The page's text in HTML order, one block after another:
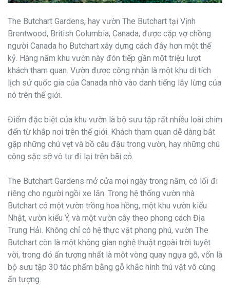
The Butchart Gardens, hay vườn The Butchart tại Vịnh
Brentwood, British Columbia, Canada, được cặp vợ chồng
người Canada họ Butchart xây dựng cách đây hơn một thế
kỷ. Hàng năm khu vườn này đón tiếp gần một triệu lượt
khách tham quan. Vườn được công nhận là một khu di tích
lịch sử quốc gia của Canada nhờ vào danh tiếng lẫy lừng của
nó trên thế giới.
Điểm đặc biệt của khu vườn là bộ sưu tập rất nhiều loài chim
đến từ khắp nơi trên thế giới. Khách tham quan dễ dàng bắt
gặp những chú vẹt và bồ câu đậu trong vườn, hay những chú
công sặc sỡ vô tư đi lại trên bãi cỏ.
The Butchart Gardens mở cửa mọi ngày trong năm, có lối đi
riêng cho người ngồi xe lăn. Trong hệ thống vườn nhà
Butchart có một vườn trồng hoa hồng, một khu vườn kiểu
Nhật, vườn kiểu Ý, và một vườn cây theo phong cách Địa
Trung Hải. Không chỉ có hệ thực vật phong phú, vườn The
Butchart còn là một không gian nghệ thuật ngoài trời tuyệt
vời, trong đó ấn tượng nhất là một vòng quay ngựa gỗ, vốn là
bộ sưu tập 30 tác phẩm bằng gỗ khắc hình thú vật vô cùng
ấn tượng.